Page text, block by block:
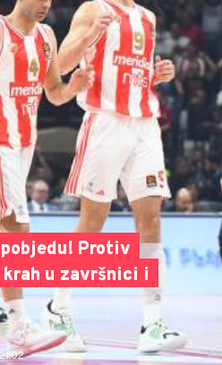
Protiv
u završnici i